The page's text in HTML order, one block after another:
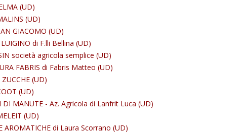
(UD)
(UD)
GIACOMO (UD)
di F.lli Bellina (UD)
società agricola semplice (UD)
FABRIS di Fabris Matteo (UD)
(UD)
(UD)
DI MANUTE - Az. Agricola di Lanfrit Luca (UD)
(UD)
AROMATICHE di Laura Scorrano (UD)